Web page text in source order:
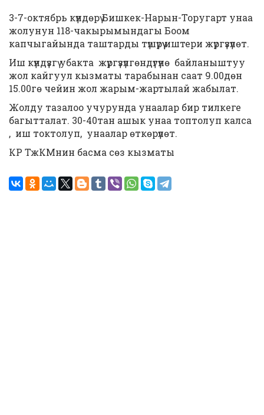
3-7-октябрь күндөрү Бишкек-Нарын-Торугарт унаа
жолунун 118-чакырымындагы Боом
капчыгайында таштарды түшүрүү иштери жүргүзүлөт.
Иш күндүзгү убакта жүргүзүлгөндүгүнө байланыштуу
жол кайгуул кызматы тарабынан саат 9.00дөн
15.00гө чейин жол жарым-жартылай жабылат.
Жолду тазалоо учурунда унаалар бир тилкеге ​​
багытталат. 30-40тан ашык унаа топтолуп калса
, иш токтолуп, унаалар өткөрүлөт.
КР ТжКМнин басма сөз кызматы